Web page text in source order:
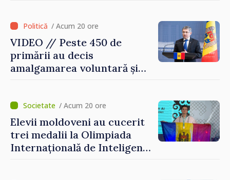
/ Acum 20 ore
VIDEO // Peste 450 de
primării au decis
amalgamarea voluntară și
Grosu: „Este important să
depășim blocajele și să dăm o
șansă localităților să se
dezvolte”
/ Acum 20 ore
Elevii moldoveni au cucerit
trei medalii la Olimpiada
Internațională de Inteligență